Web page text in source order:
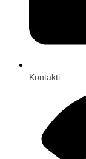
Kontakti